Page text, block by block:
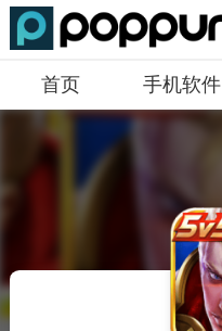
首页 手机软件